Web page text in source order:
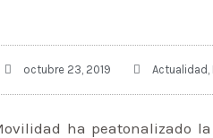
octubre 23, 2019 Actualidad
ha peatonalizado